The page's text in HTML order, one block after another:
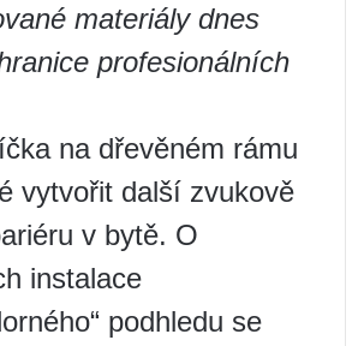
materiály dnes
profesionálních
na dřevěném rámu
vytvořit další zvukově
v bytě. O
instalace
podhledu se